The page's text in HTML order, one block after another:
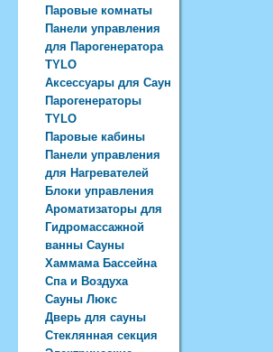
Паровые комнаты
Панели управления
для Парогенератора
TYLO
Аксессуары для Саун
Парогенераторы
TYLO
Паровые кабины
Панели управления
для Нагревателей
Блоки управления
Ароматизаторы для
Гидромассажной
ванны Сауны
Хаммама Бассейна
Спа и Воздуха
Сауны Люкс
Дверь для сауны
Стеклянная секция